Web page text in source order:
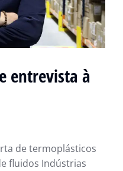
entrevista à
de termoplásticos
fluidos Indústrias